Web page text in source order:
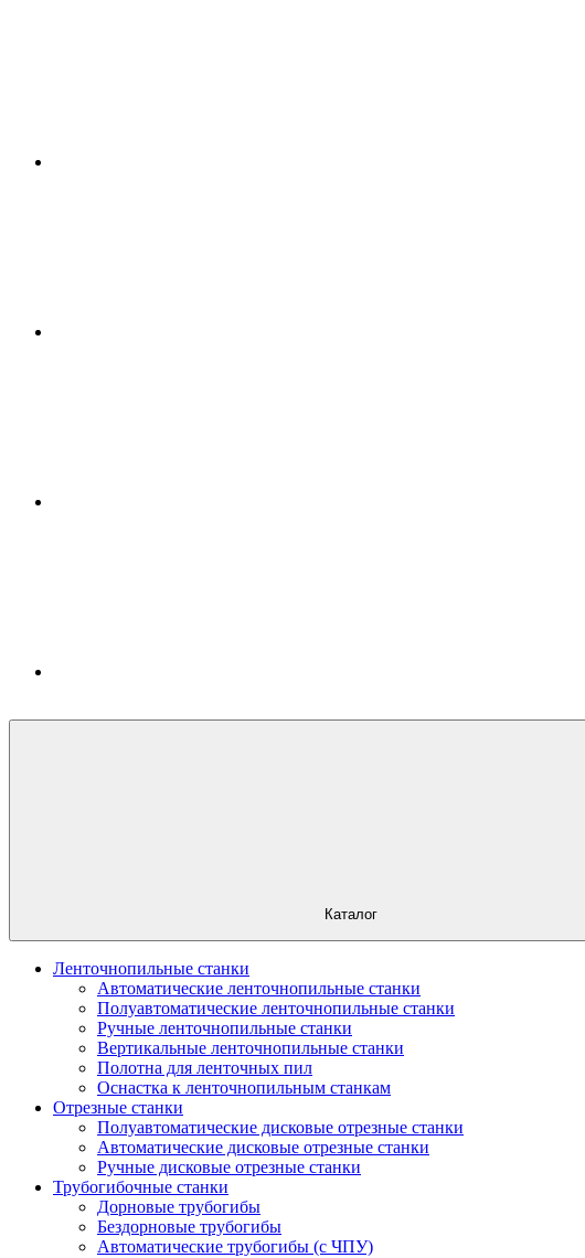
Каталог
Ленточнопильные станки
Автоматические ленточнопильные станки
Полуавтоматические ленточнопильные станки
Ручные ленточнопильные станки
Вертикальные ленточнопильные станки
Полотна для ленточных пил
Оснастка к ленточнопильным станкам
Отрезные станки
Полуавтоматические дисковые отрезные станки
Автоматические дисковые отрезные станки
Ручные дисковые отрезные станки
Трубогибочные станки
Дорновые трубогибы
Бездорновые трубогибы
Автоматические трубогибы (с ЧПУ)